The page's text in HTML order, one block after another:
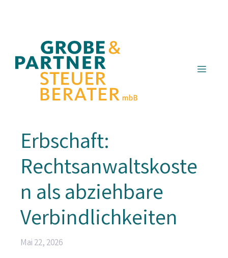
Menü
Erbschaft:
Rechtsanwaltskoste
n als abziehbare
Verbindlichkeiten
Mai 22, 2026